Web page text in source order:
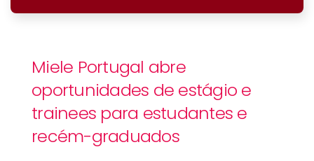
Miele Portugal abre
oportunidades de estágio e
trainees para estudantes e
recém-graduados